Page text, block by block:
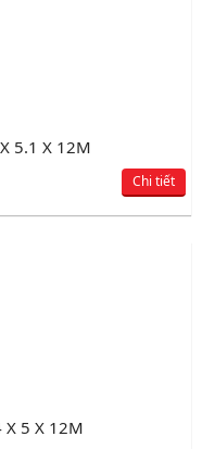
5.1 X 12M
Chi tiết
X 5 X 12M